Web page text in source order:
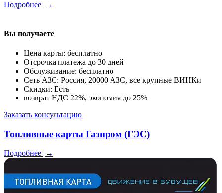
Подробнее →
Вы получаете
Цена карты: бесплатно
Отсрочка платежа до 30 дней
Обслуживание: бесплатно
Сеть АЗС: Россия, 20000 АЗС, все крупные ВИНКи
Скидки: Есть
возврат НДС 22%, экономия до 25%
Заказать консультацию
Топливные карты Газпром (ГЭС)
Подробнее →